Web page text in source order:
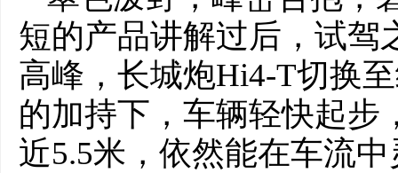
短的产品讲解过后，试驾
高峰，长城炮Hi4-T切换
的加持下，车辆轻快起步
近5.5米，依然能在车流